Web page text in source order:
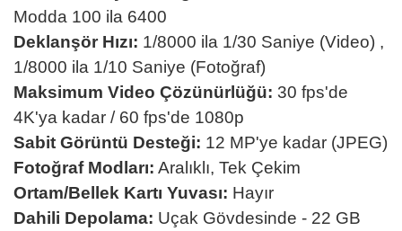
Modda 100 ila 6400
Deklanşör Hızı: 1/8000 ila 1/30 Saniye (Video) ,
1/8000 ila 1/10 Saniye (Fotoğraf)
Maksimum Video Çözünürlüğü: 30 fps'de
4K'ya kadar / 60 fps'de 1080p
Sabit Görüntü Desteği: 12 MP'ye kadar (JPEG)
Fotoğraf Modları: Aralıklı, Tek Çekim
Ortam/Bellek Kartı Yuvası: Hayır
Dahili Depolama: Uçak Gövdesinde - 22 GB